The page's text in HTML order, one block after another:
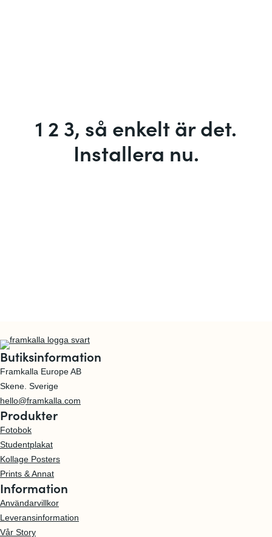
1 2 3, så enkelt är det.
Installera nu.
Butiksinformation
Framkalla Europe AB
Skene. Sverige
hello@framkalla.com
Produkter
Fotobok
Studentplakat
Kollage Posters
Prints & Annat
Information
Användarvillkor
Leveransinformation
Vår Story